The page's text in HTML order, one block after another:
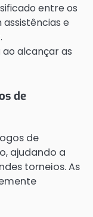
entre os
e
alcançar as
de
de
ajudando a
torneios. As